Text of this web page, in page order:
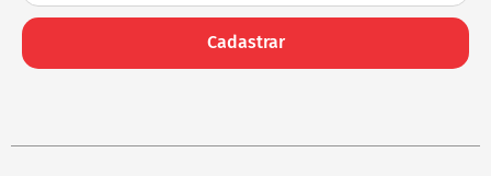
Cadastrar